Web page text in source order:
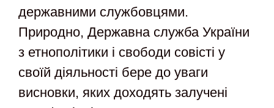
державними службовцями.
Природно, Державна служба України
з етнополітики і свободи совісті у
своїй діяльності бере до уваги
висновки, яких доходять залучені